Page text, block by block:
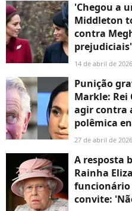
'Chegou a
Middleton
contra
14 de abril de 2026
Punição
Markle: Rei
agir contra
polêmica
27 de abril de 2026
A resposta
Rainha
funcionário
convite: